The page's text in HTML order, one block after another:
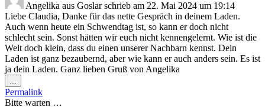
Angelika aus Goslar schrieb am 22. Mai 2024 um 19:14
Liebe Claudia, Danke für das nette Gespräch in deinem Laden.
Auch wenn heute ein Schwendtag ist, so kann er doch nicht
schlecht sein. Sonst hätten wir euch nicht kennengelernt. Wie ist die
Welt doch klein, dass du einen unserer Nachbarn kennst. Dein
Laden ist ganz bezaubernd, aber wie kann er auch anders sein. Es ist
ja dein Laden. Ganz lieben Gruß von Angelika
...
Metabox
ein-/ausblenden.
Permalink
Bitte warten …